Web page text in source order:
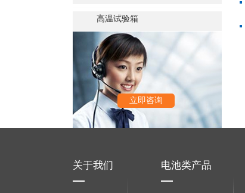
高温试验箱
立即咨询
关于我们 电池类产品